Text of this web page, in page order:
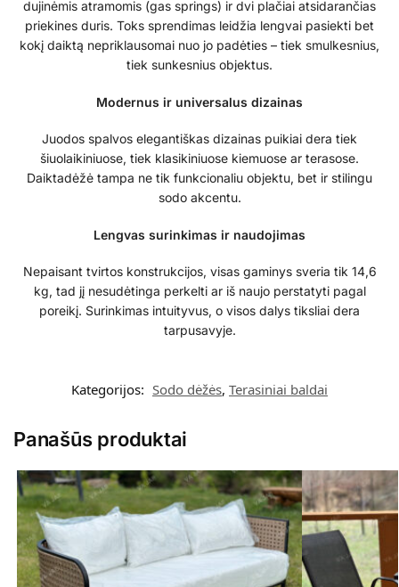
dujinėmis atramomis (gas springs) ir dvi plačiai atsidarančias
priekines duris. Toks sprendimas leidžia lengvai pasiekti bet
kokį daiktą nepriklausomai nuo jo padėties – tiek smulkesnius,
tiek sunkesnius objektus.
Modernus ir universalus dizainas
Juodos spalvos elegantiškas dizainas puikiai dera tiek
šiuolaikiniuose, tiek klasikiniuose kiemuose ar terasose.
Daiktadėžė tampa ne tik funkcionaliu objektu, bet ir stilingu
sodo akcentu.
Lengvas surinkimas ir naudojimas
Nepaisant tvirtos konstrukcijos, visas gaminys sveria tik 14,6
kg, tad jį nesudėtinga perkelti ar iš naujo perstatyti pagal
poreikį. Surinkimas intuityvus, o visos dalys tiksliai dera
tarpusavyje.
Kategorijos: Sodo dėžės, Terasiniai baldai
Panašūs produktai